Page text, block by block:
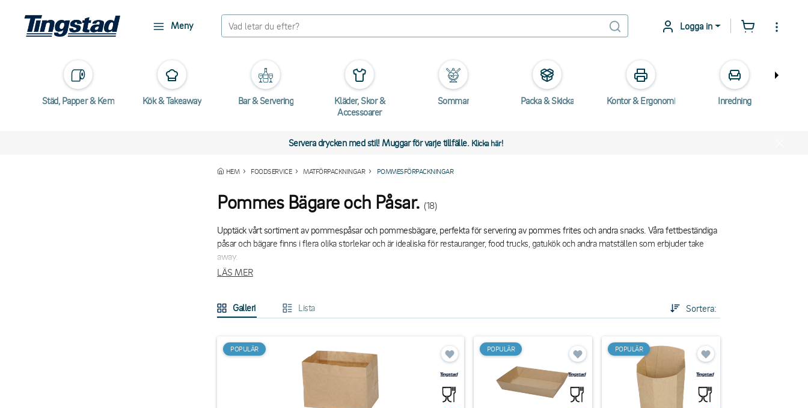
Meny Logga in
Städ, Papper & Kem Kök & Takeaway Bar & Servering
Kläder, Skor &
Accessoarer
Sommar Packa & Skicka Kontor & Ergonomi Inredning
Servera drycken med stil! Muggar för varje tillfälle. Klicka här!
HEM FOODSERVICE MATFÖRPACKNINGAR POMMESFÖRPACKNINGAR
Pommes Bägare och Påsar. (18)
Upptäck vårt sortiment av pommespåsar och pommesbägare, perfekta för servering av pommes frites och andra snacks. Våra fettbeständiga
påsar och bägare finns i flera olika storlekar och är idealiska för restauranger, food trucks, gatukök och andra matställen som erbjuder take
away.
Utforska vårt utbud och hitta de perfekta pommespåsarna och bägarna för din servering. Beställ idag och förbättra din take away-service med
LÄS MER
Galleri Lista Sortera:
POPULÄR POPULÄR POPULÄR